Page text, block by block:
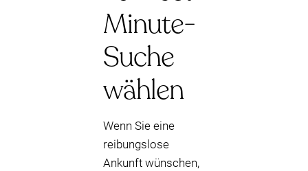
Minute-
Suche
wählen
Wenn Sie eine
reibungslose
Ankunft wünschen,